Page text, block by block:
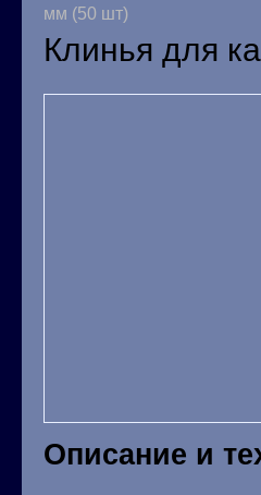
мм (50 шт)
Клинья для
Описание и